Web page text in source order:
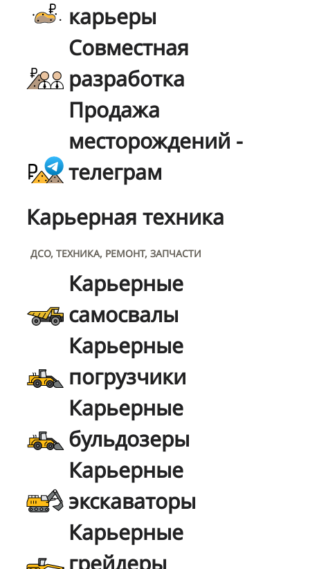
карьеры
Совместная
разработка
Продажа
месторождений -
телеграм
Карьерная техника
ДСО, ТЕХНИКА, РЕМОНТ, ЗАПЧАСТИ
Карьерные
самосвалы
Карьерные
погрузчики
Карьерные
бульдозеры
Карьерные
экскаваторы
Карьерные
грейдеры